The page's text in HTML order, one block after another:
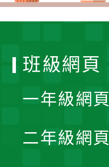
班級網頁
一年級網頁
二年級網頁